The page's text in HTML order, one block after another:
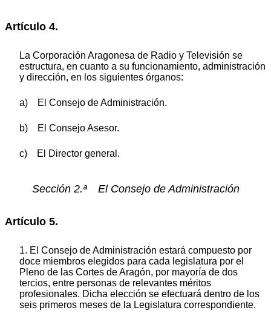
Artículo 4.
La Corporación Aragonesa de Radio y Televisión se
estructura, en cuanto a su funcionamiento, administración
y dirección, en los siguientes órganos:
a) El Consejo de Administración.
b) El Consejo Asesor.
c) El Director general.
Sección 2.ª El Consejo de Administración
Artículo 5.
1. El Consejo de Administración estará compuesto por
doce miembros elegidos para cada legislatura por el
Pleno de las Cortes de Aragón, por mayoría de dos
tercios, entre personas de relevantes méritos
profesionales. Dicha elección se efectuará dentro de los
seis primeros meses de la Legislatura correspondiente.